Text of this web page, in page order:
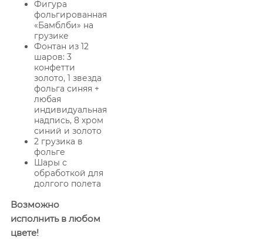
Фигура
фольгированная
«Бамблби» на
грузике
Фонтан из 12
шаров: 3
конфетти
золото, 1 звезда
фольга синяя +
любая
индивидуальная
надпись, 8 хром
синий и золото
2 грузика в
фольге
Шары с
обработкой для
долгого полета
Возможно
исполнить в любом
цвете!